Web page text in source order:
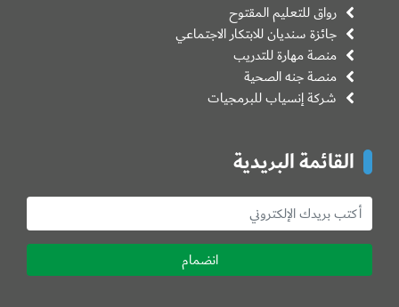
رواق للتعليم المقتوح
جائزة سنديان للابتكار الاجتماعي
منصة مهارة للتدريب
منصة جنه الصحية
شركة إنسياب للبرمجيات
القائمة البريدية